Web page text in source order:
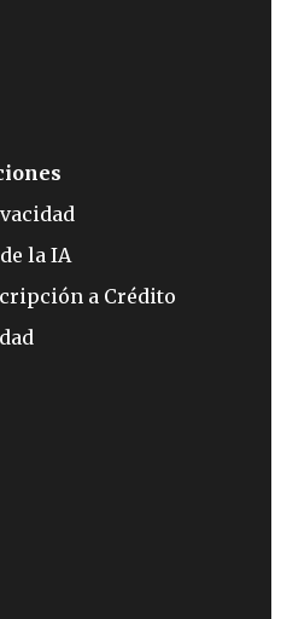
la IA
a Crédito